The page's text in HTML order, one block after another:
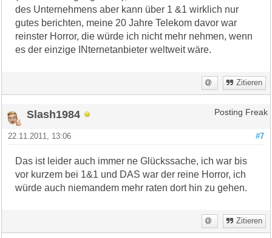
des Unternehmens aber kann über 1 &1 wirklich nur
gutes berichten, meine 20 Jahre Telekom davor war
reinster Horror, die würde ich nicht mehr nehmen, wenn
es der einzige INternetanbieter weltweit wäre.
Zitieren
Slash1984 Posting Freak
#7
22.11.2011, 13:06
Das ist leider auch immer ne Glückssache, ich war bis
vor kurzem bei 1&1 und DAS war der reine Horror, ich
würde auch niemandem mehr raten dort hin zu gehen.
Zitieren